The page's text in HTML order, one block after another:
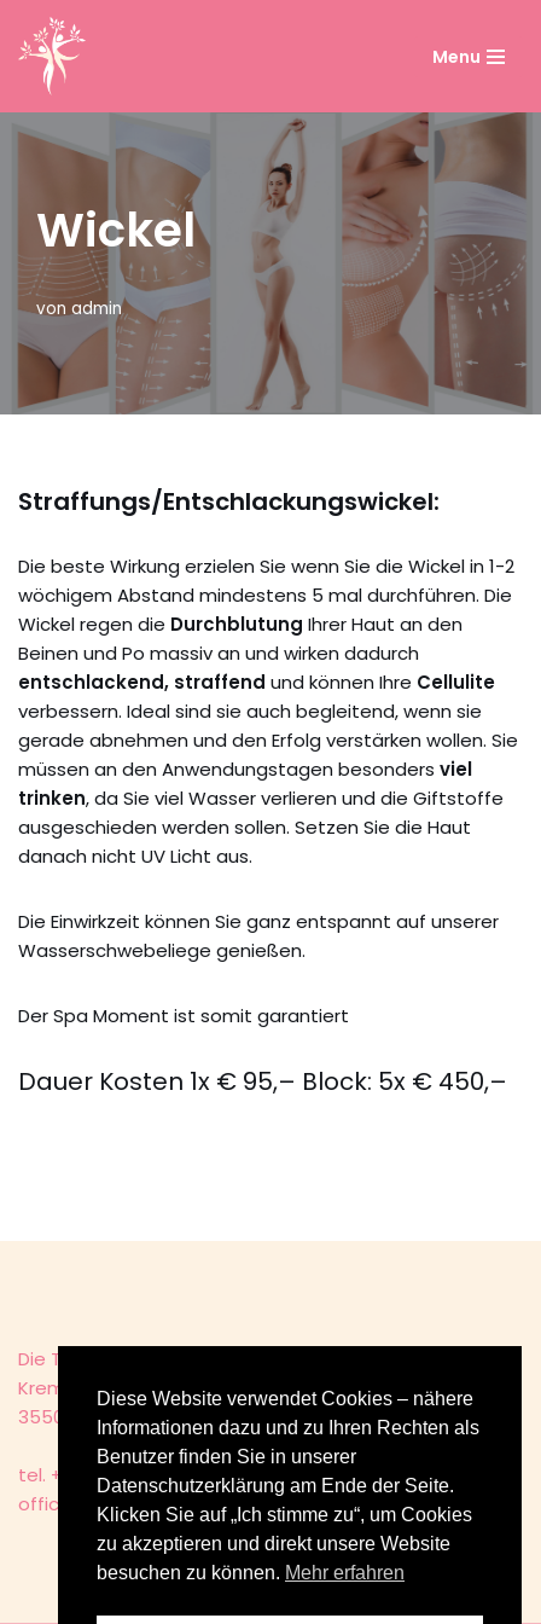
Zum
Inhalt
Menu
Wickel
vonadmin
Straffungs/Entschlackungswickel:
Die beste Wirkung erzielen Sie wenn Sie die Wickel in 1-2
wöchigem Abstand mindestens 5 mal durchführen. Die
Wickel regen die Durchblutung Ihrer Haut an den
Beinen und Po massiv an und wirken dadurch
entschlackend, straffend und können Ihre Cellulite
verbessern. Ideal sind sie auch begleitend, wenn sie
gerade abnehmen und den Erfolg verstärken wollen. Sie
müssen an den Anwendungstagen besonders viel
trinken, da Sie viel Wasser verlieren und die Giftstoffe
ausgeschieden werden sollen. Setzen Sie die Haut
danach nicht UV Licht aus.
Die Einwirkzeit können Sie ganz entspannt auf unserer
Wasserschwebeliege genießen.
Der Spa Moment ist somit garantiert
Dauer Kosten 1x € 95,– Block: 5x € 450,–
Die Tagträumerei - Dr. Karin Raimitz-Kreyer
Kremser Straße 9
3550 Langenlois - Austria
tel. +43 (0) 27 34 320 043
office@dietagtraeumerei.at
Diese Website verwendet Cookies – nähere
Informationen dazu und zu Ihren Rechten als
Benutzer finden Sie in unserer
Datenschutzerklärung am Ende der Seite.
Klicken Sie auf „Ich stimme zu“, um Cookies
zu akzeptieren und direkt unsere Website
besuchen zu können. Mehr erfahren